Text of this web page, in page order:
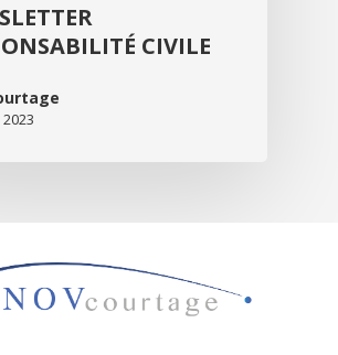
CIVILE